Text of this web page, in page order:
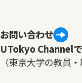
お問い合わせ
UTokyo Channel
（東京大学の教員・